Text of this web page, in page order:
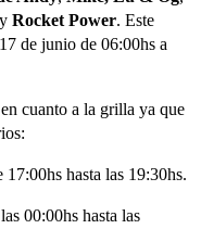
y Rocket Power. Este
de junio de 06:00hs a
cuanto a la grilla ya que
17:00hs hasta las 19:30hs.
00:00hs hasta las